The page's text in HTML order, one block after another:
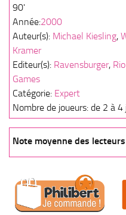
90'
Année:2000
Auteur(s): Michael Kiesling,
Kramer
Editeur(s): Ravensburger,
Games
Catégorie: Expert
Nombre de joueurs: de 2 à 4
Note moyenne des